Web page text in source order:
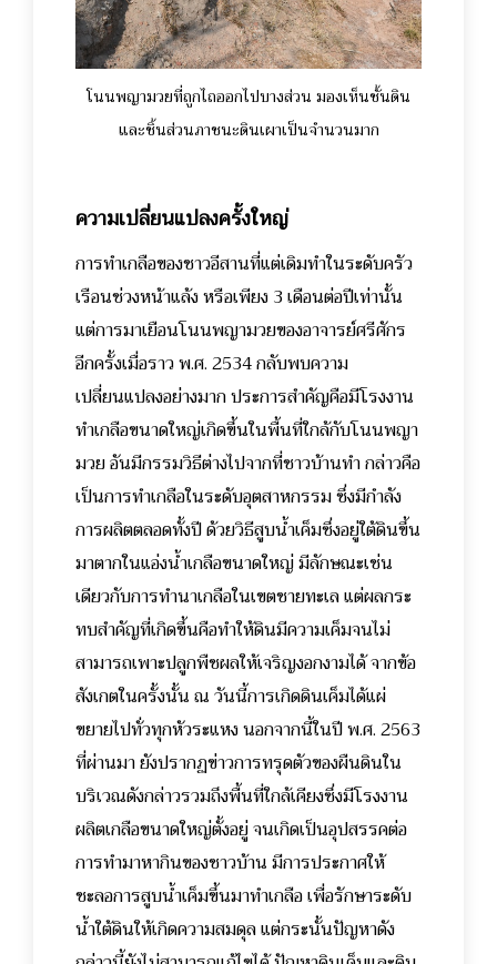
โนนพญามวยที่ถูกไถออกไปบางส่วน มองเห็นชั้นดิน
และชิ้นส่วนภาชนะดินเผาเป็นจำนวนมาก
ความเปลี่ยนแปลงครั้งใหญ่
การทำเกลือของชาวอีสานที่แต่เดิมทำในระดับครัว
เรือนช่วงหน้าแล้ง หรือเพียง 3 เดือนต่อปีเท่านั้น
แต่การมาเยือนโนนพญามวยของอาจารย์ศรีศักร
อีกครั้งเมื่อราว พ.ศ. 2534 กลับพบความ
เปลี่ยนแปลงอย่างมาก ประการสำคัญคือมีโรงงาน
ทำเกลือขนาดใหญ่เกิดขึ้นในพื้นที่ใกล้กับโนนพญา
มวย อันมีกรรมวิธีต่างไปจากที่ชาวบ้านทำ กล่าวคือ
เป็นการทำเกลือในระดับอุตสาหกรรม ซึ่งมีกำลัง
การผลิตตลอดทั้งปี ด้วยวิธีสูบน้ำเค็มซึ่งอยู่ใต้ดินขึ้น
มาตากในแอ่งน้ำเกลือขนาดใหญ่ มีลักษณะเช่น
เดียวกับการทำนาเกลือในเขตชายทะเล แต่ผลกระ
ทบสำคัญที่เกิดขึ้นคือทำให้ดินมีความเค็มจนไม่
สามารถเพาะปลูกพืชผลให้เจริญงอกงามได้ จากข้อ
สังเกตในครั้งนั้น ณ วันนี้การเกิดดินเค็มได้แผ่
ขยายไปทั่วทุกหัวระแหง นอกจากนี้ในปี พ.ศ. 2563
ที่ผ่านมา ยังปรากฏข่าวการทรุดตัวของผืนดินใน
บริเวณดังกล่าวรวมถึงพื้นที่ใกล้เคียงซึ่งมีโรงงาน
ผลิตเกลือขนาดใหญ่ตั้งอยู่ จนเกิดเป็นอุปสรรคต่อ
การทำมาหากินของชาวบ้าน มีการประกาศให้
ชะลอการสูบน้ำเค็มขึ้นมาทำเกลือ เพื่อรักษาระดับ
น้ำใต้ดินให้เกิดความสมดุล แต่กระนั้นปัญหาดัง